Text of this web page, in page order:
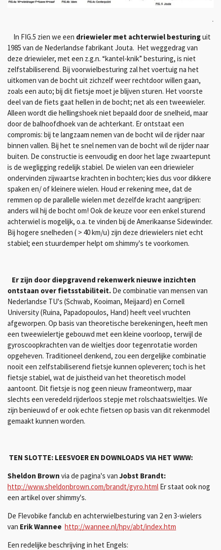
.
In FIG.5 zien we een driewieler met achterwiel besturinguit
1985 van de Nederlandse fabrikant Jouta. Het weggedrag van
deze driewieler, met een z.g.n. “kantel-knik” besturing, is niet
zelfstabiliserend. Bij voorwielbesturing zal het voertuig na het
uitkomen van de bocht uit zichzelf weer rechtdoor willen gaan,
zoals een auto; bij dit fietsje moet je blijven sturen. Het voorste
deel van de fiets gaat hellen in de bocht; net als een tweewieler.
Alleen wordt die hellingshoek niet bepaald door de snelheid, maar
door de balhoofdhoek van de achterkant. Er ontstaat een
compromis: bij te langzaam nemen van de bocht wil de rijder naar
binnen vallen. Bij het te snel nemen van de bocht wil de rijder naar
buiten. De constructie is eenvoudig en door het lage zwaartepunt
is de wegligging redelijk stabiel. De wielen van een driewieler
ondervinden zijwaartse krachten in bochten; kies dus voor dikkere
spaken en/ of kleinere wielen. Houd er rekening mee, dat de
remmen op de parallelle wielen met dezelfde kracht aangrijpen:
anders wil hij de bocht om! Ook de keuze voor een enkel sturend
achterwiel is mogelijk, o.a. te vinden bij de Amerikaanse Sidewinder.
Bij hogere snelheden ( > 40 km/u) zijn deze driewielers niet echt
stabiel; een stuurdemper helpt om shimmy's te voorkomen.
Er zijn door diepgravend rekenwerk nieuwe inzichten
ontstaan over fietsstabiliteit. De combinatie van mensen van
Nederlandse TU's (Schwab, Kooiman, Meijaard) en Cornell
University (Ruina, Papadopoulos, Hand) heeft veel vruchten
afgeworpen. Op basis van theoretische berekeningen, heeft men
een tweewielertje gebouwd met een kleine voorloop, terwijl de
gyroscoopkrachten van de wieltjes door tegenrotatie worden
opgeheven. Traditioneel denkend, zou een dergelijke combinatie
nooit een zelfstabiliserend fietsje kunnen opleveren; toch is het
fietsje stabiel, wat de juistheid van het theoretisch model
aantoont. Dit fietsje is nog geen nieuw frameontwerp, maar
slechts een veredeld rijderloos stepje met rolschaatswieltjes. We
zijn benieuwd of er ook echte fietsen op basis van dit rekenmodel
gemaakt kunnen worden.
TEN SLOTTE: LEESVOER EN DOWNLOADS VIA HET WWW:
Sheldon Brown via de pagina's van Jobst Brandt:
http://www.sheldonbrown.com/brandt/gyro.html Er staat ook nog
een artikel over shimmy's.
De Flevobike fanclub en achterwielbesturing van 2 en 3-wielers
van Erik Wannee http://wannee.nl/hpv/abt/index.htm
Een redelijke beschrijving in het Engels: